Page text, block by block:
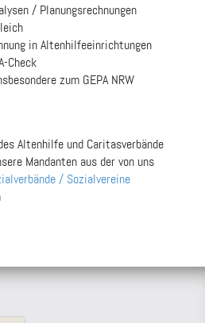
/ Planungsrechnungen
in Altenhilfeeinrichtungen
Check
zum GEPA NRW
Altenhilfe und Caritasverbände
Mandanten aus der von uns
/ Sozialvereine